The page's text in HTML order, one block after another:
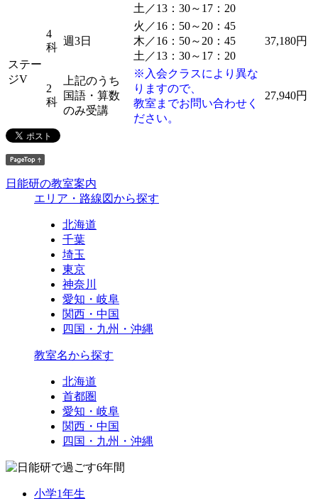
土／13：30～17：20
ステー
ジV
4
科
週3日
火／16：50～20：45
木／16：50～20：45
土／13：30～17：20
37,180円
2
科
上記のうち
国語・算数
のみ受講
※入会クラスにより異な
りますので、
教室までお問い合わせく
ださい。
27,940円
日能研の教室案内
エリア・路線図から探す
北海道
千葉
埼玉
東京
神奈川
愛知・岐阜
関西・中国
四国・九州・沖縄
教室名から探す
北海道
首都圏
愛知・岐阜
関西・中国
四国・九州・沖縄
小学1年生